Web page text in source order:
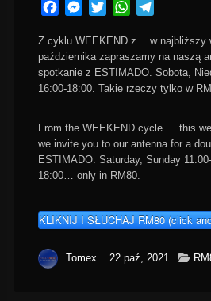
FacebookMessenger
TwitterWhatsApp
Z cyklu WEEKEND z… w najbliższy
października zapraszamy na naszą
spotkanie z ESTIMADO. Sobota,
16:00-18:00. Takie rzeczy tylko w
From the WEEKEND cycle … this
we invite you to our antenna for a
ESTIMADO. Saturday, Sunday
18:00… only in RM80.
KLIKNIJ I SŁUCHAJ RM80 (click
Tomex 22 paź, 2021